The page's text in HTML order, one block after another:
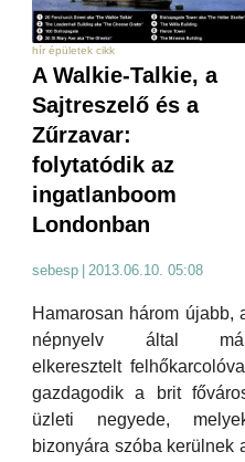
hír épületek cikk
A Walkie-Talkie, a
Sajtreszelő és a
Zűrzavar:
folytatódik az
ingatlanboom
Londonban
sebesp 2013.06.10. 05:08
Hamarosan három újabb,
népnyelv által
elkeresztelt felhőkarcolóval
gazdagodik a brit
üzleti negyede,
bizonyára szóba kerülnek